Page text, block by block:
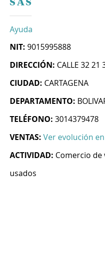
S A S
Ayuda
NIT: 9015995888
DIRECCIÓN: CALLE 32 21
CIUDAD: CARTAGENA
DEPARTAMENTO:
TELÉFONO: 3014379478
VENTAS: Ver evolución
ACTIVIDAD: Comercio
usados